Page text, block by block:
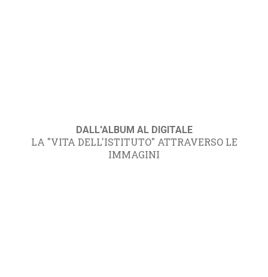
DALL'ALBUM AL DIGITALE
LA "VITA DELL'ISTITUTO" ATTRAVERSO LE
IMMAGINI